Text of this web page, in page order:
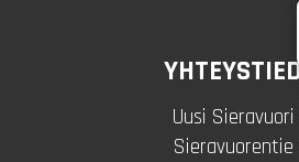
Uusi Sieravuori
Sieravuorentie